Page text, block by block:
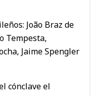
João Braz de
Tempesta,
Jaime Spengler
cónclave el